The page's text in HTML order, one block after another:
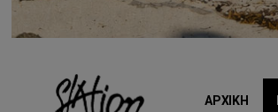
ΑΡΧΙΚΗ